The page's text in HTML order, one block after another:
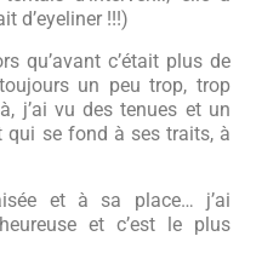
d’eyeliner !!!)
qu’avant c’était plus de
un peu trop, trop
j’ai vu des tenues et un
qui se fond à ses traits, à
et à sa place… j’ai
et c’est le plus